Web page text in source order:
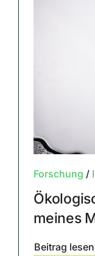
Forschung /
meines
Beitrag lesen